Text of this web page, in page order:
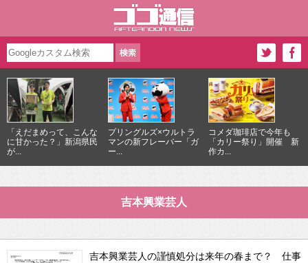
「えだまめって、こんな
に甘かった？」新潟県民
が...
プリングルズ×ウルトラ
マンの新フレーバー「ガ
ー...
コメダ珈琲店で今年も
「カリー祭り」開催 新
作カ...
吉本興業芸人
吉本興業芸人の謹慎処分は来年の春まで？ 仕事